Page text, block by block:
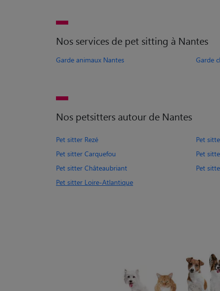
Nos services de pet sitting à Nantes
Garde animaux Nantes Garde
Nos petsitters autour de Nantes
Pet sitter Rezé
Pet
Pet sitter Carquefou
Pet
Pet sitter Châteaubriant
Pet
Pet sitter Loire-Atlantique